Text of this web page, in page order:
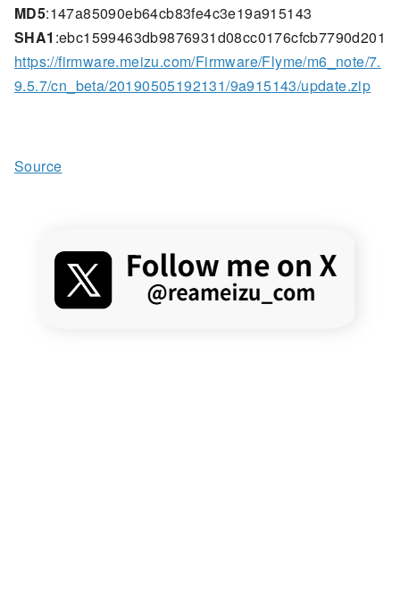
MD5:147a85090eb64cb83fe4c3e19a915143
SHA1 :ebc1599463db9876931d08cc0176cfcb7790d201
https://firmware.meizu.com/Firmware/Flyme/m6_note/7.
9.5.7/cn_beta/20190505192131/9a915143/update.zip
Source